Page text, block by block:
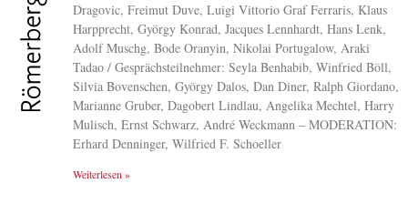
Dragovic, Freimut Duve, Luigi Vittorio Graf Ferraris, Klaus
Harpprecht, György Konrad, Jacques Lennhardt, Hans Lenk,
Adolf Muschg, Bode Oranyin, Nikolai Portugalow, Araki
Tadao / Gesprächsteilnehmer: Seyla Benhabib, Winfried Böll,
Silvia Bovenschen, György Dalos, Dan Diner, Ralph Giordano,
Marianne Gruber, Dagobert Lindlau, Angelika Mechtel, Harry
Mulisch, Ernst Schwarz, André Weckmann – MODERATION:
Erhard Denninger, Wilfried F. Schoeller
Weiterlesen »